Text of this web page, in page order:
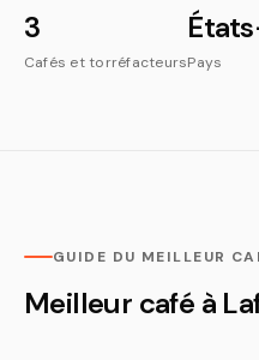
3
Cafés et torréfacteursPays
GUIDE DU MEILLEUR
Meilleur café à